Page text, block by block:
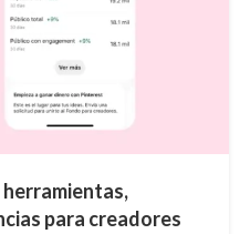
para creadores